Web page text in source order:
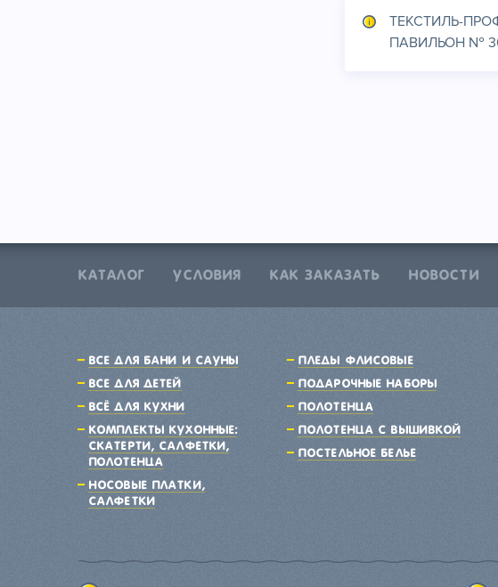
ТЕКСТИЛЬ-
ПАВИЛЬОН №
КАТАЛОГ УСЛОВИЯ КАК ЗАКАЗАТЬ НОВОСТИ
Все для бани и сауны
Все для детей
Всё для кухни
Комплекты кухонные:
скатерти, салфетки,
полотенца
Носовые платки,
салфетки
Пледы флисовые
Подарочные наборы
Полотенца
Полотенца с вышивкой
Постельное белье